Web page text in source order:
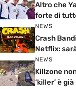
Altro che
forte di
NEWS
Crash
Netflix:
NEWS
Killzone
‘killer’ è